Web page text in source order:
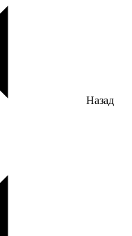
Назад